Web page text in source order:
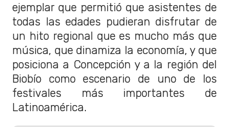
ejemplar que permitió que asistentes de
todas las edades pudieran disfrutar de
un hito regional que es mucho más que
música, que dinamiza la economía, y que
posiciona a Concepción y a la región del
Biobío como escenario de uno de los
festivales más importantes de
Latinoamérica.